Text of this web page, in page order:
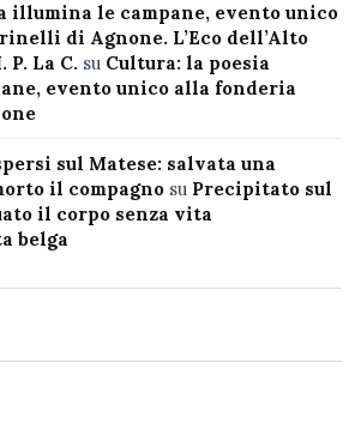
illumina le campane, evento unico
di Agnone. L’Eco dell’Alto
La C. su Cultura: la poesia
evento unico alla fonderia
sul Matese: salvata una
il compagno su Precipitato sul
il corpo senza vita
belga